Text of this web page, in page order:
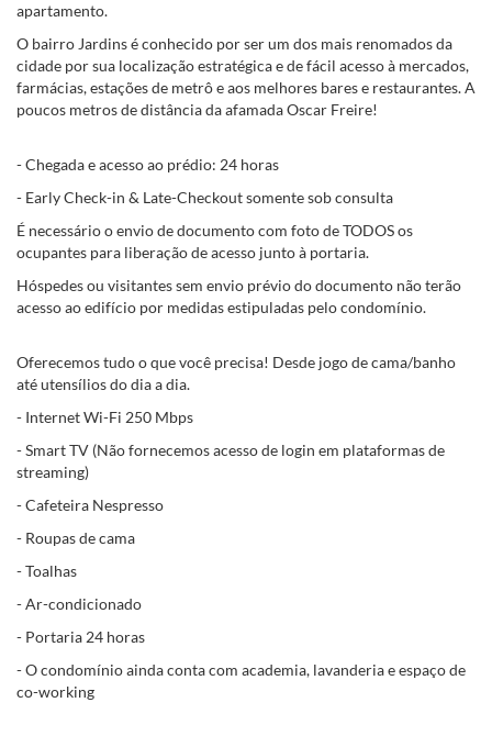
apartamento.
O bairro Jardins é conhecido por ser um dos mais renomados da
cidade por sua localização estratégica e de fácil acesso à mercados,
farmácias, estações de metrô e aos melhores bares e restaurantes. A
poucos metros de distância da afamada Oscar Freire!
- Chegada e acesso ao prédio: 24 horas
- Early Check-in & Late-Checkout somente sob consulta
É necessário o envio de documento com foto de TODOS os
ocupantes para liberação de acesso junto à portaria.
Hóspedes ou visitantes sem envio prévio do documento não terão
acesso ao edifício por medidas estipuladas pelo condomínio.
Oferecemos tudo o que você precisa! Desde jogo de cama/banho
até utensílios do dia a dia.
- Internet Wi-Fi 250 Mbps
- Smart TV (Não fornecemos acesso de login em plataformas de
streaming)
- Cafeteira Nespresso
- Roupas de cama
- Toalhas
- Ar-condicionado
- Portaria 24 horas
- O condomínio ainda conta com academia, lavanderia e espaço de
co-working